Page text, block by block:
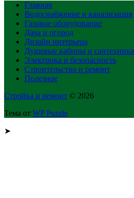
Главная
Водоснабжение и канализация
Газовое оборудование
Дача и огород
Дизайн интерьера
Душевые кабины и сантехника
Электрика и безопасность
Строительство и ремонт
Полезное
Стройка и ремонт © 2026
Тема от WP Puzzle
➤